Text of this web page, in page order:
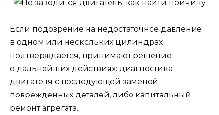
Если подозрение на недостаточное давление
в одном или нескольких цилиндрах
подтверждается, принимают решение
о дальнейших действиях: диагностика
двигателя с последующей заменой
поврежденных деталей, либо капитальный
ремонт агрегата.